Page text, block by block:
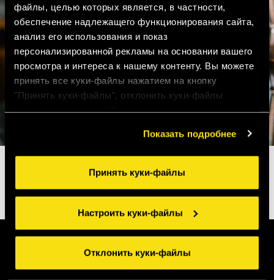
файлы, целью которых является, в частности,
обеспечение надлежащего функционирования сайта,
анализ его использования и показ
персонализированной рекламы на основании вашего
просмотра и интереса к нашему контенту. Вы можете
принять все куки-файлы нажатием на кнопку
"Принять куки-файлы", отклонить куки-файлы
"Настроить куки-файлы". Для получения более
подробной информации ознакомьтесь с нашими
Правилами применения куки-файлов
Показать подробнее
Принять куки-файлы
Настроить куки-файлы
Отклонить куки-файлы